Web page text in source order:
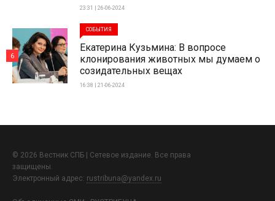
23:31 | 26-06-2024
СОБЫТИЯ
Екатерина Кузьмина: В вопросе
клонирования животных мы думаем о
созидательных вещах
16:38 | 21-06-2024
6
© 2026 Вестник СПБ | Сетевое издание. Все права
защищены.
Электронный адрес: rustribuna@yandex.ru